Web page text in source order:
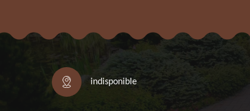
indisponible